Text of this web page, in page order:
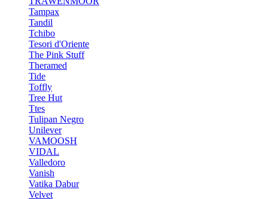
Tampax
Tandil
Tchibo
Tesori d'Oriente
The Pink Stuff
Theramed
Tide
Toffly
Tree Hut
Ttes
Tulipan Negro
Unilever
VAMOOSH
VIDAL
Valledoro
Vanish
Vatika Dabur
Velvet